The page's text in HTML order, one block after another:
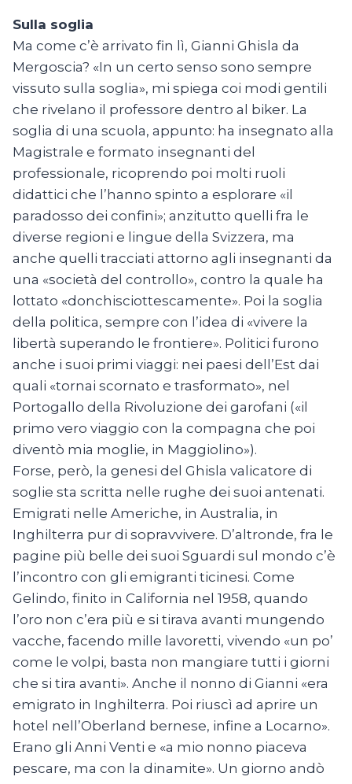
Sulla soglia
Ma come c’è arrivato fin lì, Gianni Ghisla da
Mergoscia? «In un certo senso sono sempre
vissuto sulla soglia», mi spiega coi modi gentili
che rivelano il professore dentro al biker. La
soglia di una scuola, appunto: ha insegnato alla
Magistrale e formato insegnanti del
professionale, ricoprendo poi molti ruoli
didattici che l’hanno spinto a esplorare «il
paradosso dei confini»; anzitutto quelli fra le
diverse regioni e lingue della Svizzera, ma
anche quelli tracciati attorno agli insegnanti da
una «società del controllo», contro la quale ha
lottato «donchisciottescamente». Poi la soglia
della politica, sempre con l’idea di «vivere la
libertà superando le frontiere». Politici furono
anche i suoi primi viaggi: nei paesi dell’Est dai
quali «tornai scornato e trasformato», nel
Portogallo della Rivoluzione dei garofani («il
primo vero viaggio con la compagna che poi
diventò mia moglie, in Maggiolino»).
Forse, però, la genesi del Ghisla valicatore di
soglie sta scritta nelle rughe dei suoi antenati.
Emigrati nelle Americhe, in Australia, in
Inghilterra pur di sopravvivere. D’altronde, fra le
pagine più belle dei suoi Sguardi sul mondo c’è
l’incontro con gli emigranti ticinesi. Come
Gelindo, finito in California nel 1958, quando
l’oro non c’era più e si tirava avanti mungendo
vacche, facendo mille lavoretti, vivendo «un po’
come le volpi, basta non mangiare tutti i giorni
che si tira avanti». Anche il nonno di Gianni «era
emigrato in Inghilterra. Poi riuscì ad aprire un
hotel nell’Oberland bernese, infine a Locarno».
Erano gli Anni Venti e «a mio nonno piaceva
pescare, ma con la dinamite». Un giorno andò